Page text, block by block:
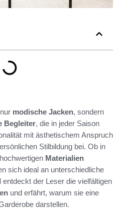
modische Jacken, sondern
Begleiter, die in jeder Saison
mit ästhetischem Anspruch
Stilbildung bei. Ob in
Materialien
sich ideal an unterschiedliche
der Leser die vielfältigen
und erfährt, warum sie eine
darstellen.